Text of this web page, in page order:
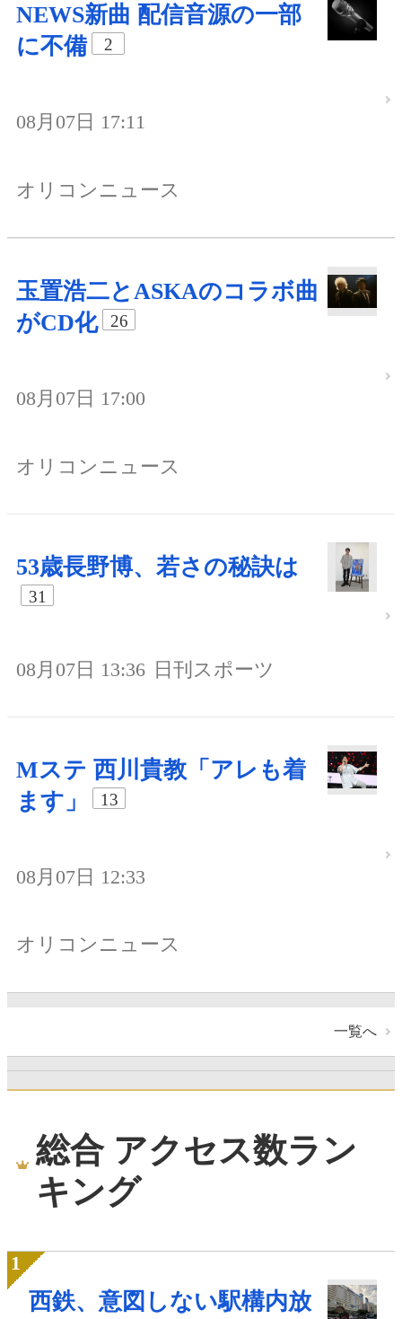
NEWS新曲 配信音源の一部
に不備
2
08月07日 17:11
オリコンニュース
玉置浩二とASKAのコラボ曲
がCD化
26
08月07日 17:00
オリコンニュース
53歳長野博、若さの秘訣は
31
08月07日 13:36 日刊スポーツ
Mステ 西川貴教「アレも着
ます」
13
08月07日 12:33
オリコンニュース
一覧へ
総合 アクセス数ラン
キング
西鉄、意図しない駅構内放